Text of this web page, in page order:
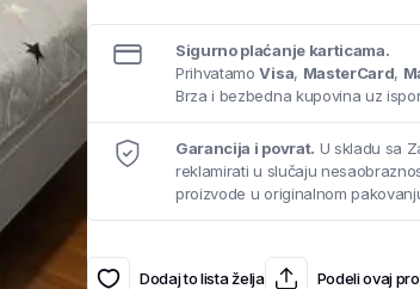
Sigurno plaćanje karticama.
PrihvatamoVisa, MasterCard,
Brza i bezbedna kupovina uz
Garancija i povrat. U skladu sa
reklamirati u slučaju
proizvode u originalnom
Dodaj to lista želja Podeli ovaj